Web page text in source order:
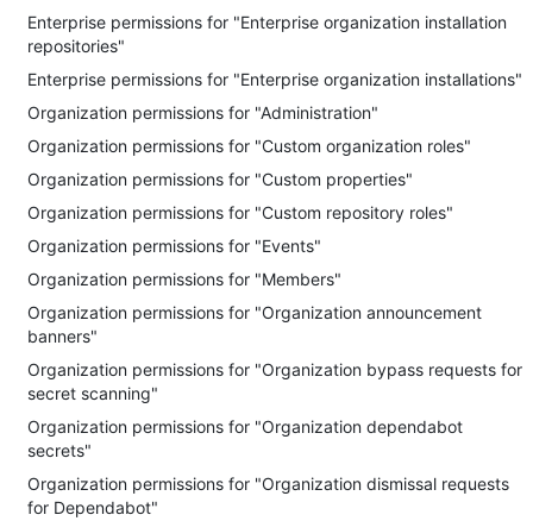
Enterprise permissions for "Enterprise organization installation
repositories"
Enterprise permissions for "Enterprise organization installations"
Organization permissions for "Administration"
Organization permissions for "Custom organization roles"
Organization permissions for "Custom properties"
Organization permissions for "Custom repository roles"
Organization permissions for "Events"
Organization permissions for "Members"
Organization permissions for "Organization announcement
banners"
Organization permissions for "Organization bypass requests for
secret scanning"
Organization permissions for "Organization dependabot
secrets"
Organization permissions for "Organization dismissal requests
for Dependabot"